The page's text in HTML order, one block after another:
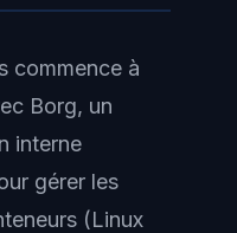
commence à
Borg, un
interne
gérer les
(Linux